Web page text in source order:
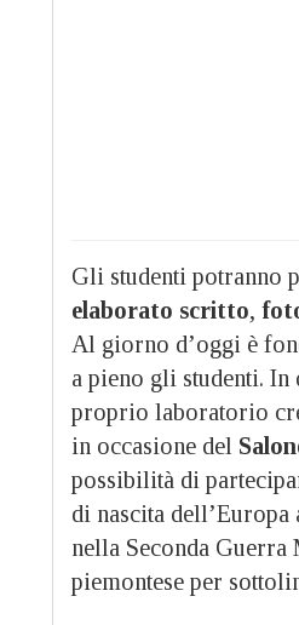
Gli studenti potranno
elaborato scritto,
Al giorno d’oggi è
a pieno gli studenti.
proprio laboratorio
in occasione del
possibilità di
di nascita dell’Europa
nella Seconda Guerra
piemontese per